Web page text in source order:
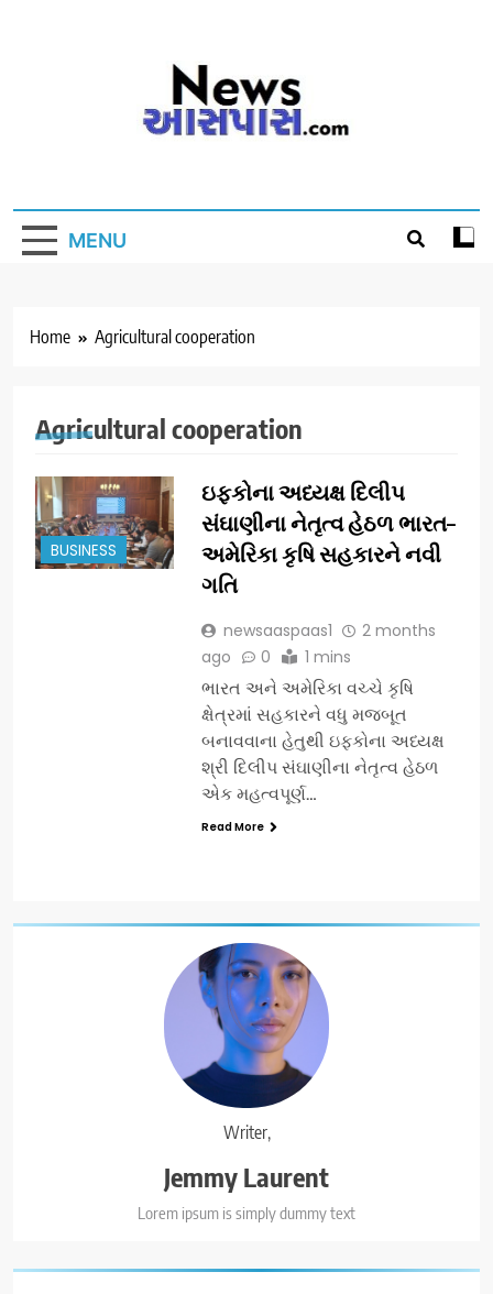
MENU
Home Agricultural cooperation
Writer,
Jemmy Laurent
Lorem ipsum is simply dummy text
Agricultural cooperation
BUSINESS
ઇફકોના અધ્યક્ષ દિલીપ
સંઘાણીના નેતૃત્વ હેઠળ ભારત–
અમેરિકા કૃષિ સહકારને નવી
ગતિ
newsaaspaas1
2 months
ago
0 1 mins
ભારત અને અમેરિકા વચ્ચે કૃષિ
ક્ષેત્રમાં સહકારને વધુ મજબૂત
બનાવવાના હેતુથી ઇફકોના અધ્યક્ષ
શ્રી દિલીપ સંઘાણીના નેતૃત્વ હેઠળ
એક મહત્વપૂર્ણ…
Read More